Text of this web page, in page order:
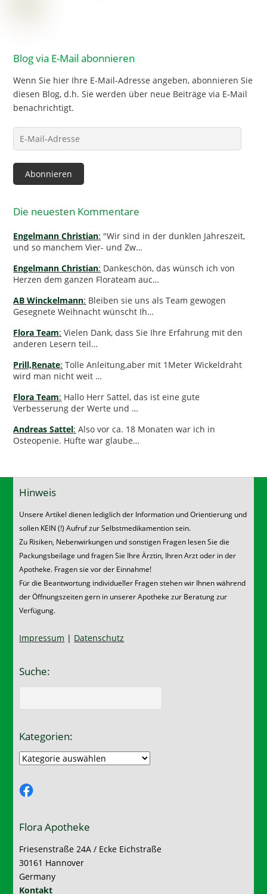
Blog via E-Mail abonnieren
Wenn Sie hier Ihre E-Mail-Adresse angeben, abonnieren Sie
diesen Blog, d.h. Sie werden über neue Beiträge via E-Mail
benachrichtigt.
E-
Mail-
Adresse
Abonnieren
Die neuesten Kommentare
Engelmann Christian: "Wir sind in der dunklen Jahreszeit,
und so manchem Vier- und Zw…
Engelmann Christian: Dankeschön, das wünsch ich von
Herzen dem ganzen Florateam auc…
AB Winckelmann: Bleiben sie uns als Team gewogen
Gesegnete Weihnacht wünscht Ih…
Flora Team: Vielen Dank, dass Sie Ihre Erfahrung mit den
anderen Lesern teil…
Prill,Renate: Tolle Anleitung,aber mit 1Meter Wickeldraht
wird man nicht weit …
Flora Team: Hallo Herr Sattel, das ist eine gute
Verbesserung der Werte und …
Andreas Sattel: Also vor ca. 18 Monaten war ich in
Osteopenie. Hüfte war glaube…
Hinweis
Unsere Artikel dienen lediglich der Information und Orientierung und
sollen KEIN (!) Aufruf zur Selbstmedikamention sein.
Zu Risiken, Nebenwirkungen und sonstigen Fragen lesen Sie die
Packungsbeilage und fragen Sie Ihre Ärztin, Ihren Arzt oder in der
Apotheke. Fragen sie vor der Einnahme!
Für die Beantwortung individueller Fragen stehen wir Ihnen während
der Öffnungszeiten gern in unserer Apotheke zur Beratung zur
Verfügung.
Impressum | Datenschutz
Suche:
Kategorien:
Kategorien:
Facebook
Flora Apotheke
Friesenstraße 24A / Ecke Eichstraße
30161 Hannover
Germany
Kontakt